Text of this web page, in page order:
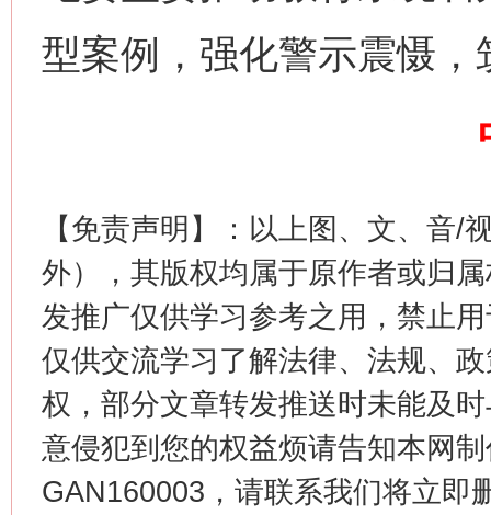
型案例，强化警示震慑，
【免责声明】：以上图、文、音/
外），其版权均属于原作者或归
发推广仅供学习参考之用，禁止
仅供交流学习了解法律、法规、
权，部分文章转发推送时未能及
意侵犯到您的权益烦请告知本网
GAN160003，请联系我们将立即
这是一记警钟！ 谢